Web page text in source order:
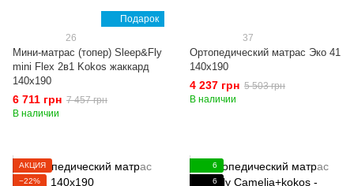
Подарок
26
Мини-матрас (топер) Sleep&Fly
mini Flex 2в1 Kokos жаккард
140x190
6 711 грн 7 457 грн
В наличии
37
Ортопедический матрас Эко 41
140x190
4 237 грн 5 503 грн
В наличии
АКЦИЯ
−22%
6
6